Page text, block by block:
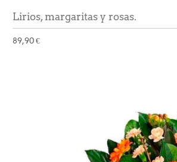
Lirios, margaritas y rosas.
89,90 €